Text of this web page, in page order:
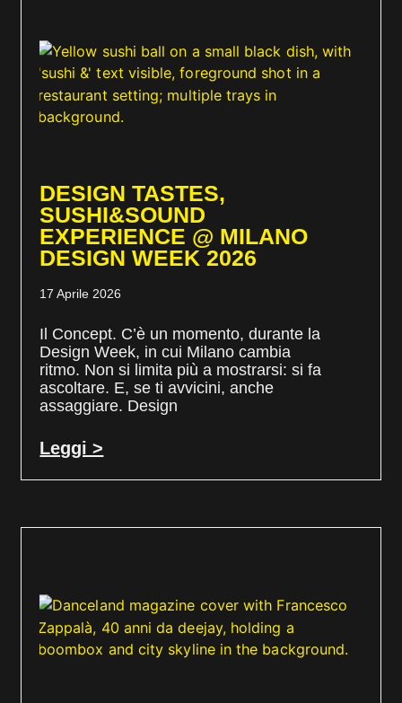
DESIGN TASTES,
SUSHI&SOUND
EXPERIENCE @ MILANO
DESIGN WEEK 2026
17 Aprile 2026
Il Concept. C’è un momento, durante la
Design Week, in cui Milano cambia
ritmo. Non si limita più a mostrarsi: si fa
ascoltare. E, se ti avvicini, anche
assaggiare. Design
Leggi >